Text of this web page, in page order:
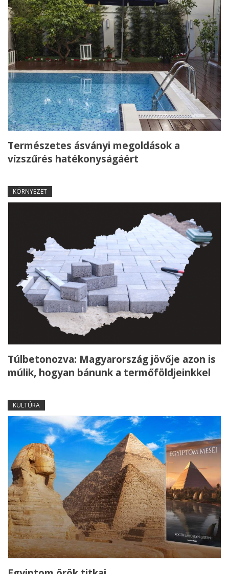
Természetes ásványi megoldások a
vízszűrés hatékonyságáért
KÖRNYEZET
Túlbetonozva: Magyarország jövője azon is
múlik, hogyan bánunk a termőföldjeinkkel
KULTÚRA